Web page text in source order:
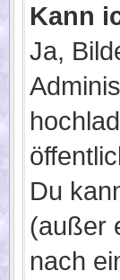
Kann
Ja,
Du
(außer
nach